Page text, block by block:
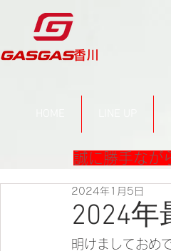
​香川
誠に勝手なが
2024年
2024年1月5日
明けましておめ